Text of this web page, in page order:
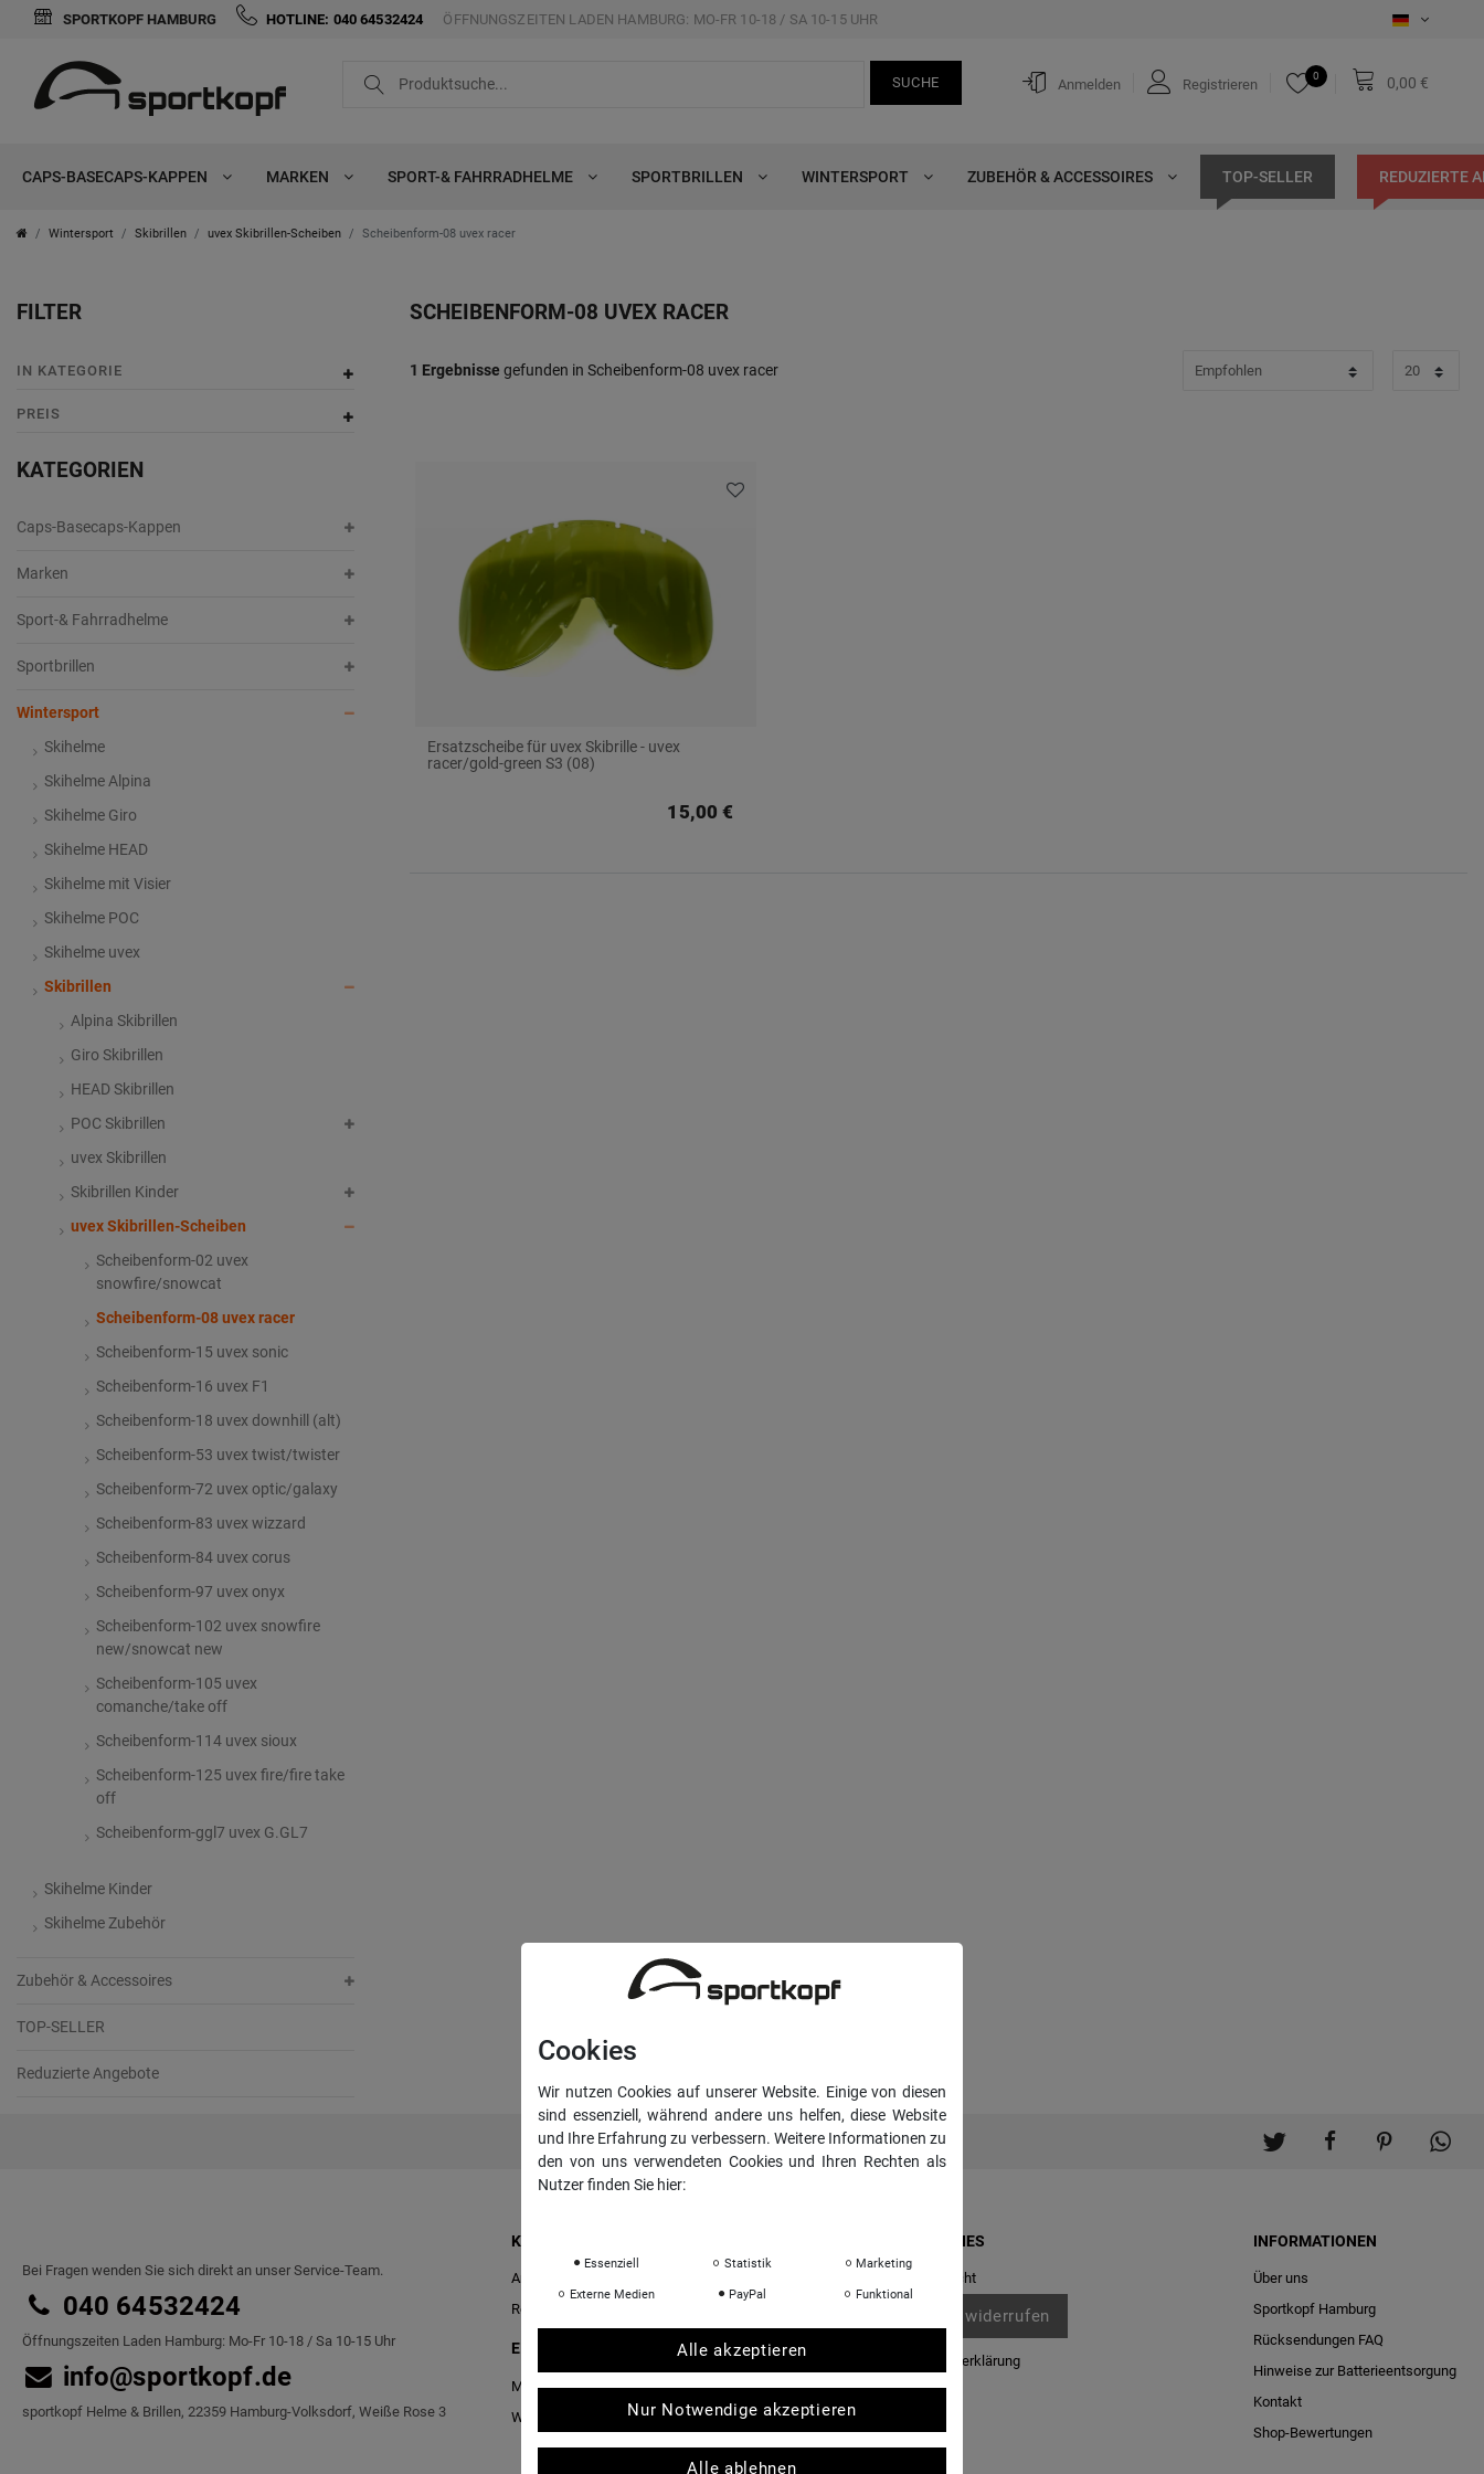
SPORTKOPF HAMBURG HOTLINE: 040 64532424 ÖFFNUNGSZEITEN LADEN HAMBURG: MO-FR 10-18 / SA 10-15 UHR
SUCHE Anmelden Registrieren
0 0,00 €
CAPS-BASECAPS-KAPPEN MARKEN SPORT-& FAHRRADHELME SPORTBRILLEN WINTERSPORT ZUBEHÖR & ACCESSOIRES TOP-SELLER REDUZIERTE
Wintersport Skibrillen uvex Skibrillen-Scheiben Scheibenform-08 uvex racer
FILTER
IN KATEGORIE
PREIS
KATEGORIEN
Caps-Basecaps-Kappen
Marken
Sport-& Fahrradhelme
Sportbrillen
Wintersport
Skihelme
Skihelme Alpina
Skihelme Giro
Skihelme HEAD
Skihelme mit Visier
Skihelme POC
Skihelme uvex
Skibrillen
Alpina Skibrillen
Giro Skibrillen
HEAD Skibrillen
POC Skibrillen
uvex Skibrillen
Skibrillen Kinder
uvex Skibrillen-Scheiben
Scheibenform-02 uvex
snowfire/snowcat
Scheibenform-08 uvex racer
Scheibenform-15 uvex sonic
Scheibenform-16 uvex F1
Scheibenform-18 uvex downhill (alt)
Scheibenform-53 uvex twist/twister
Scheibenform-72 uvex optic/galaxy
Scheibenform-83 uvex wizzard
Scheibenform-84 uvex corus
Scheibenform-97 uvex onyx
Scheibenform-102 uvex snowfire
new/snowcat new
Scheibenform-105 uvex
comanche/take off
Scheibenform-114 uvex sioux
Scheibenform-125 uvex fire/fire take
off
Scheibenform-ggl7 uvex G.GL7
Skihelme Kinder
Skihelme Zubehör
Zubehör & Accessoires
TOP-SELLER
Reduzierte Angebote
SCHEIBENFORM-08 UVEX RACER
1 Ergebnisse gefunden in Scheibenform-08 uvex racer
Ersatzscheibe für uvex Skibrille - uvex
racer/gold-green S3 (08)
15,00 €
Bei Fragen wenden Sie sich direkt an unser Service-Team.
040 64532424
Öffnungszeiten Laden Hamburg: Mo-Fr 10-18 / Sa 10-15 Uhr
info@sportkopf.de
sportkopf Helme & Brillen, 22359 Hamburg-Volksdorf, Weiße Rose 3
KONTO & ANMELDUNG
Anmelden
Registrieren
EINKAUFEN
Merkliste
Warenkorb
Kasse
RECHTLICHES
Widerrufs­recht
Vertrag widerrufen
Daten­schutz­erklärung
AGB
INFORMATIONEN
Über uns
Sportkopf Hamburg
Rücksendungen FAQ
Hinweise zur Batterieentsorgung
Kontakt
Shop-Bewertungen
FILTER
K
e
o
e
r
s
Cookies
Wir nutzen Cookies auf unserer Website. Einige von diesen
sind essenziell, während andere uns helfen, diese Website
und Ihre Erfahrung zu verbessern. Weitere Informationen zu
den von uns verwendeten Cookies und Ihren Rechten als
Nutzer finden Sie hier:
Essenziell Statistik Marketing
Externe Medien PayPal Funktional
Alle akzeptieren
Nur Notwendige akzeptieren
Alle ablehnen